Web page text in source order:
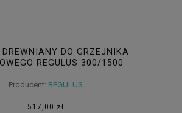
DREWNIANY DO GRZEJNIKA
REGULUS 300/1500
Producent: REGULUS
517,00 zł